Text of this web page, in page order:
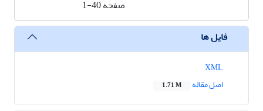
صفحه1-40
فایل ها
اصل مقاله
1.71 M